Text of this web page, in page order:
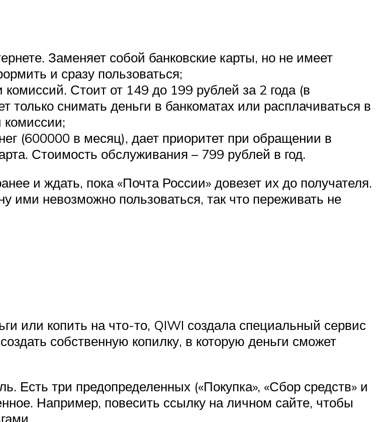
Заменяет собой банковские карты, но не имеет
и сразу пользоваться;
Стоит от 149 до 199 рублей за 2 года (в
снимать деньги в банкоматах или расплачиваться в
комиссии;
(600000 в месяц), дает приоритет при обращении в
Стоимость обслуживания – 799 рублей в год.
и ждать, пока «Почта России» довезет их до получателя.
ими невозможно пользоваться, так что переживать не
или копить на что-то, QIWI создала специальный сервис
собственную копилку, в которую деньги сможет
Есть три предопределенных («Покупка», «Сбор средств» и
Например, повесить ссылку на личном сайте, чтобы